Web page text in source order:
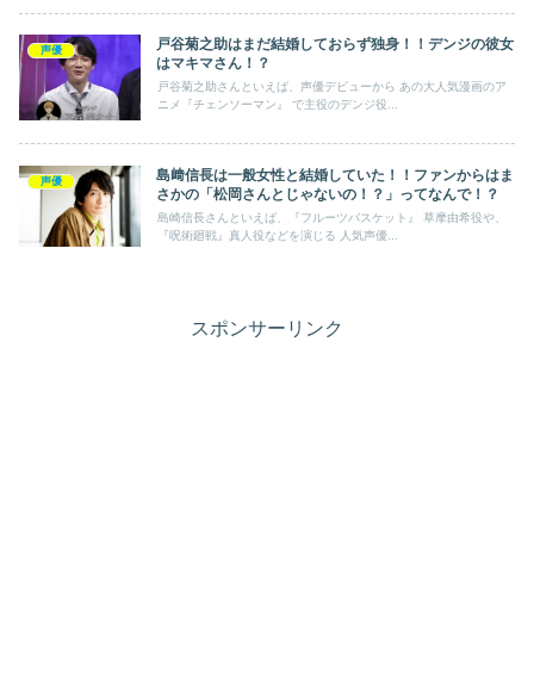
声優
戸谷菊之助はまだ結婚しておらず独身！！デンジの彼女
はマキマさん！？
戸谷菊之助さんといえば、声優デビューから あの大人気漫画のア
ニメ『チェンソーマン』 で主役のデンジ役...
声優
島﨑信長は一般女性と結婚していた！！ファンからはま
さかの「松岡さんとじゃないの！？」ってなんで！？
島崎信長さんといえば、『フルーツバスケット』 草摩由希役や、
『呪術廻戦』真人役などを演じる 人気声優...
スポンサーリンク